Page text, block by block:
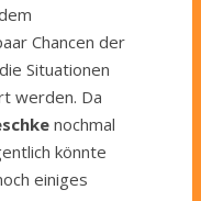
Chancen der
Situationen
werden. Da
nochmal
könnte
einiges